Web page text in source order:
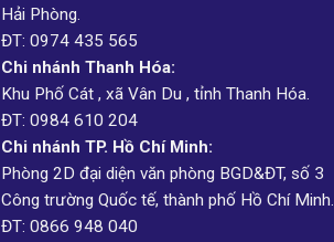
Hải Phòng.
ĐT: 0974 435 565
Chi nhánh Thanh Hóa:
Khu Phố Cát , xã Vân Du , tỉnh Thanh Hóa.
ĐT: 0984 610 204
Chi nhánh TP. Hồ Chí Minh:
Phòng 2D đại diện văn phòng BGD&ĐT, số 3
Công trường Quốc tế, thành phố Hồ Chí Minh.
ĐT: 0866 948 040